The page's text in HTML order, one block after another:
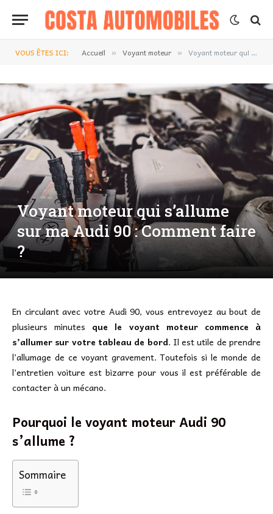
VOUS ÊTES ICI: Accueil » Voyant moteur » Voyant moteur qui s’allume sur ma Audi 90 : Comment faire ?
Voyant moteur qui s’allume
sur ma Audi 90 : Comment faire
?
En circulant avec votre Audi 90, vous entrevoyez au bout de
plusieurs minutes que le voyant moteur commence à
s’allumer sur votre tableau de bord. Il est utile de prendre
l’allumage de ce voyant gravement. Toutefois si le monde de
l’entretien voiture est bizarre pour vous il est préférable de
contacter à un mécano.
Pourquoi le voyant moteur Audi 90
s’allume ?
Sommaire